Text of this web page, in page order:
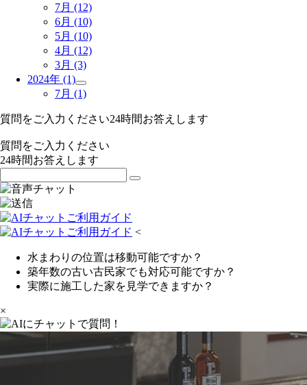
7月 (12)
6月 (10)
5月 (10)
4月 (12)
3月 (3)
2024年 (1)
7月 (1)
質問をご入力ください24時間お答えします
質問をご入力ください
24時間お答えします
<
水まわりの位置は移動可能ですか？
築年数の古い古民家でも対応可能ですか？
実際に施工した家を見学できますか？
×